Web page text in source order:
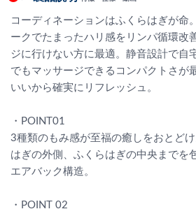
コーディネーションはふくらはぎが命
ークでたまったハリ感をリンパ循環改
ジに行けない方に最適。静音設計で自
でもマッサージできるコンパクトさが
いいから確実にリフレッシュ。
・POINT01
3種類のもみ感が至福の癒しをおとど
はぎの外側、ふくらはぎの中央までを
エアバック構造。
・POINT 02